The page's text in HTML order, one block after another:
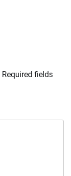
Required fields